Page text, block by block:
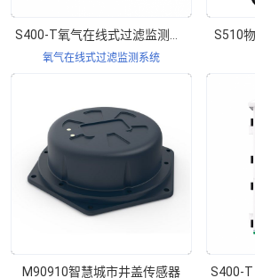
氧气在线式过滤监测系统
S510
M90910智慧城市井盖传感器